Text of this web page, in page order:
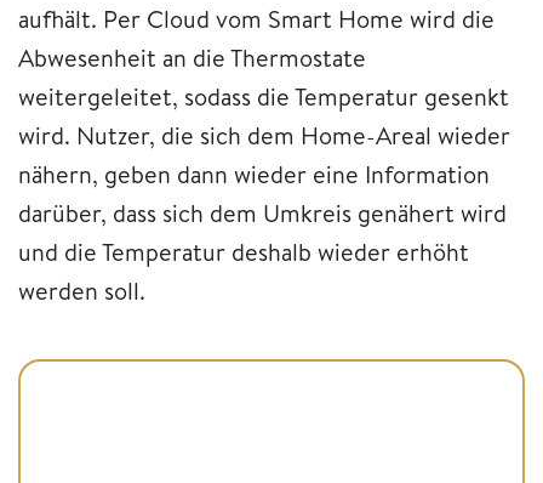
aufhält. Per Cloud vom Smart Home wird die
Abwesenheit an die Thermostate
weitergeleitet, sodass die Temperatur gesenkt
wird. Nutzer, die sich dem Home-Areal wieder
nähern, geben dann wieder eine Information
darüber, dass sich dem Umkreis genähert wird
und die Temperatur deshalb wieder erhöht
werden soll.